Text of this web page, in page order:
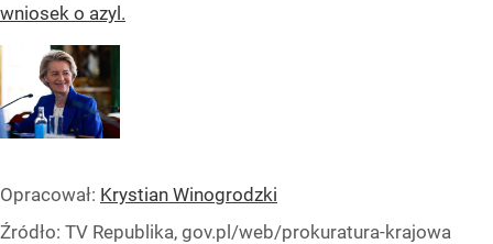
wniosek o azyl.
Opracował: Krystian Winogrodzki
Źródło: TV Republika, gov.pl/web/prokuratura-krajowa